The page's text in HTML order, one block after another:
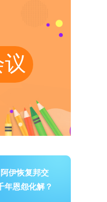
阿伊恢复邦交
年恩怨化解？